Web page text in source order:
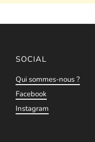
SOCIAL
Qui sommes-nous ?
Facebook
Instagram